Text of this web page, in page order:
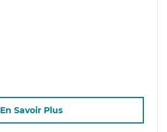
En Savoir Plus